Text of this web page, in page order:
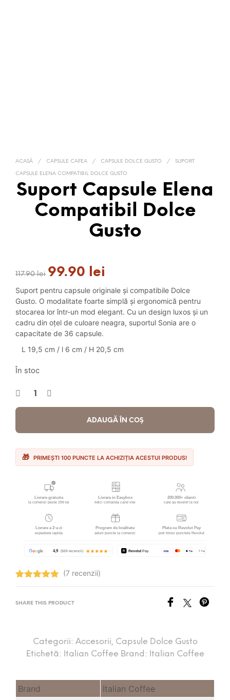
ACASĂ / CAPSULE CAFEA / CAPSULE DOLCE GUSTO / SUPORT
CAPSULE ELENA COMPATIBIL DOLCE GUSTO
Suport Capsule Elena
Compatibil Dolce
Gusto
117.90lei Prețul
a
fost:
117.90 lei.
99.90 lei
este:
99.90 lei.
Suport pentru capsule originale și compatibile Dolce
Gusto. O modalitate foarte simplă și ergonomică pentru
stocarea lor într-un mod elegant. Cu un design luxos și un
cadru din oțel de culoare neagra, suportul Sonia are o
capacitate de 36 capsule.
L 19,5 cm / l 6 cm / H 20,5 cm
În stoc
ADAUGĂ ÎN COȘ
PRIMEȘTI 100 PUNCTE LA ACHIZIȚIA ACESTUI PRODUS!
Evaluat la
din 5
(7 recenzii)
SHARE THIS PRODUCT
Categorii: Accesorii, Capsule Dolce Gusto
Etichetă: Italian Coffee Brand: Italian Coffee
Brand
Italian Coffee